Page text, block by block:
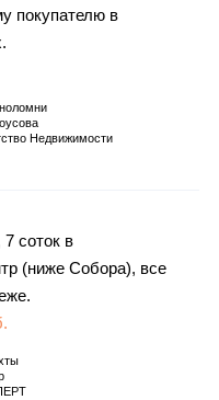
покупателю в
Недвижимости
соток в
(ниже Собора), все